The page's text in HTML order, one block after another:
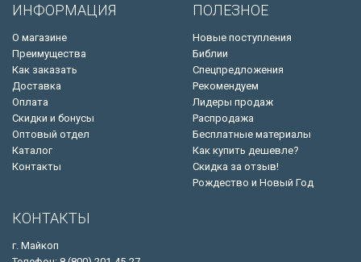
ИНФОРМАЦИЯ
О магазине
Преимущества
Как заказать
Доставка
Оплата
Скидки и бонусы
Оптовый отдел
Каталог
Контакты
ПОЛЕЗНОЕ
Новые поступления
Библии
Спецпредложения
Рекомендуем
Лидеры продаж
Распродажа
Бесплатные материалы
Как купить дешевле?
Скидка за отзыв!
Рождество и Новый Год
КОНТАКТЫ
г. Майкоп